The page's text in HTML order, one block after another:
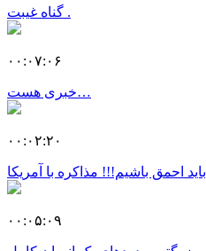
گناه غیبت .
۰۰:۰۷:۰۶
خبری هست…
۰۰:۰۲:۲۰
باید احمق باشیم!!! مذاکره با آمریکا
۰۰:۰۵:۰۹